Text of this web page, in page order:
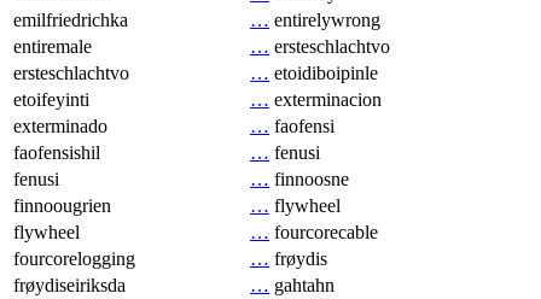
emilfriedrichka
… entirelywrong
entiremale
… ersteschlachtvo
ersteschlachtvo
… etoidiboipinle
etoifeyinti
… exterminacion
exterminado
… faofensi
faofensishil
… fenusi
fenusi
… finnoosne
finnoougrien
… flywheel
flywheel
… fourcorecable
fourcorelogging
… frøydis
frøydiseiriksda
… gahtahn